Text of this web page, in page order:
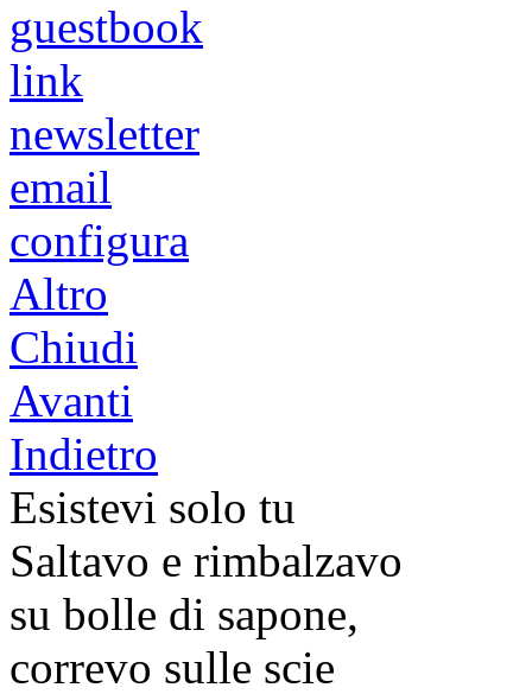
guestbook
link
newsletter
email
configura
Altro
Chiudi
Avanti
Indietro
Esistevi solo tu
Saltavo e rimbalzavo
su bolle di sapone,
correvo sulle scie